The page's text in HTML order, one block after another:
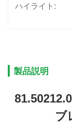
ハイライト:
製品説明
ブ